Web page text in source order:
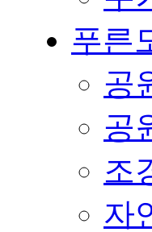
푸른
공
공
조
자